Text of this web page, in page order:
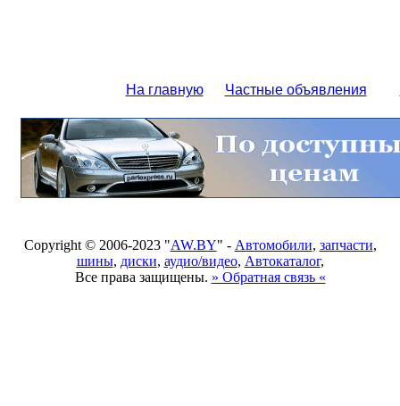
На главную Частные объявления
Copyright © 2006-2023 "AW.BY" - Автомобили, запчасти,
шины, диски, аудио/видео, Автокаталог,
Все права защищены. » Обратная связь «